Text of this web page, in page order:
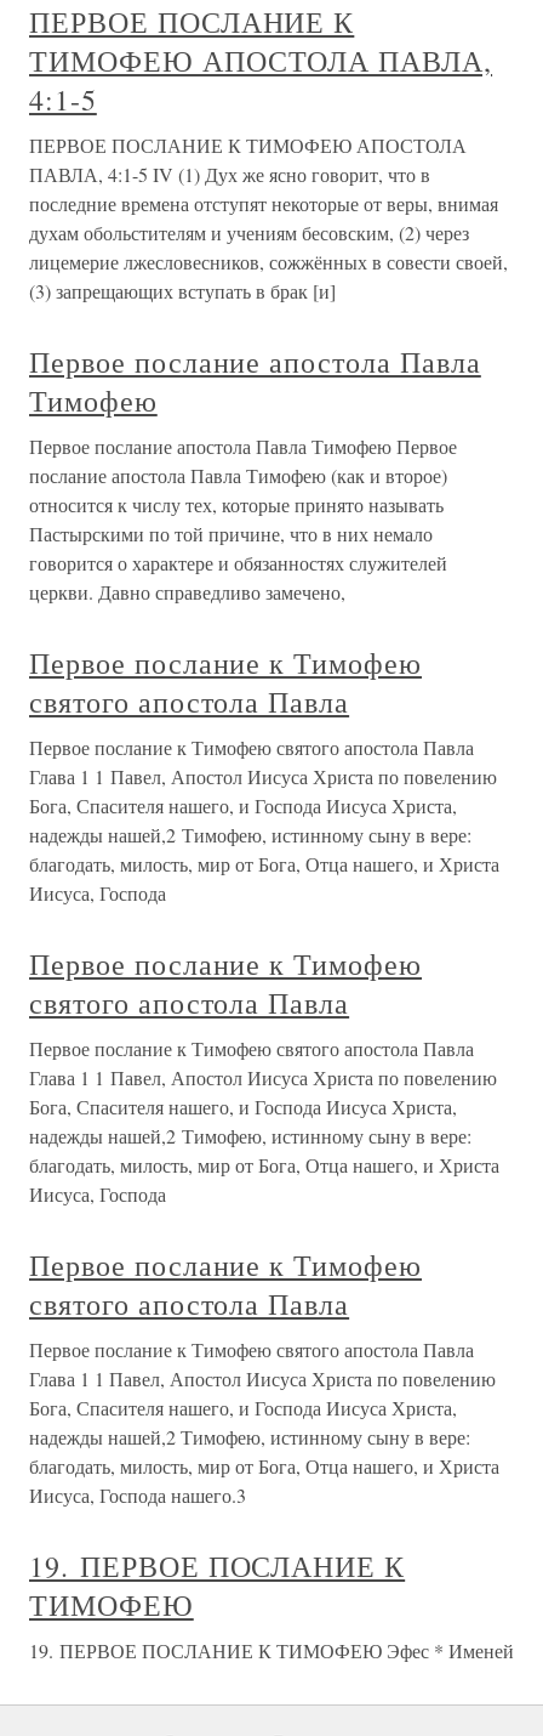
ПЕРВОЕ ПОСЛАНИЕ К
ТИМОФЕЮ АПОСТОЛА ПАВЛА,
4:1-5
ПЕРВОЕ ПОСЛАНИЕ К ТИМОФЕЮ АПОСТОЛА
ПАВЛА, 4:1-5 IV (1) Дух же ясно говорит, что в
последние времена отступят некоторые от веры, внимая
духам обольстителям и учениям бесовским, (2) через
лицемерие лжесловесников, сожжённых в совести своей,
(3) запрещающих вступать в брак [и]
Первое послание апостола Павла
Тимофею
Первое послание апостола Павла Тимофею Первое
послание апостола Павла Тимофею (как и второе)
относится к числу тех, которые принято называть
Пастырскими по той причине, что в них немало
говорится о характере и обязанностях служителей
церкви. Давно справедливо замечено,
Первое послание к Тимофею
святого апостола Павла
Первое послание к Тимофею святого апостола Павла
Глава 1 1 Павел, Апостол Иисуса Христа по повелению
Бога, Спасителя нашего, и Господа Иисуса Христа,
надежды нашей,2 Тимофею, истинному сыну в вере:
благодать, милость, мир от Бога, Отца нашего, и Христа
Иисуса, Господа
Первое послание к Тимофею
святого апостола Павла
Первое послание к Тимофею святого апостола Павла
Глава 1 1 Павел, Апостол Иисуса Христа по повелению
Бога, Спасителя нашего, и Господа Иисуса Христа,
надежды нашей,2 Тимофею, истинному сыну в вере:
благодать, милость, мир от Бога, Отца нашего, и Христа
Иисуса, Господа
Первое послание к Тимофею
святого апостола Павла
Первое послание к Тимофею святого апостола Павла
Глава 1 1 Павел, Апостол Иисуса Христа по повелению
Бога, Спасителя нашего, и Господа Иисуса Христа,
надежды нашей,2 Тимофею, истинному сыну в вере:
благодать, милость, мир от Бога, Отца нашего, и Христа
Иисуса, Господа нашего.3
19. ПЕРВОЕ ПОСЛАНИЕ К
ТИМОФЕЮ
19. ПЕРВОЕ ПОСЛАНИЕ К ТИМОФЕЮ Эфес * Именей